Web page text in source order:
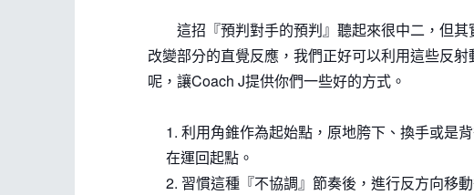
這招『預判對手的預判』聽起來很中二，但其
改變部分的直覺反應，我們正好可以利用這些反
呢，讓Coach J提供你們一些好的方式。
1. 利用角錐作為起始點，原地胯下、換手或是
在運回起點。
2. 習慣這種『不協調』節奏後，進行反方向移